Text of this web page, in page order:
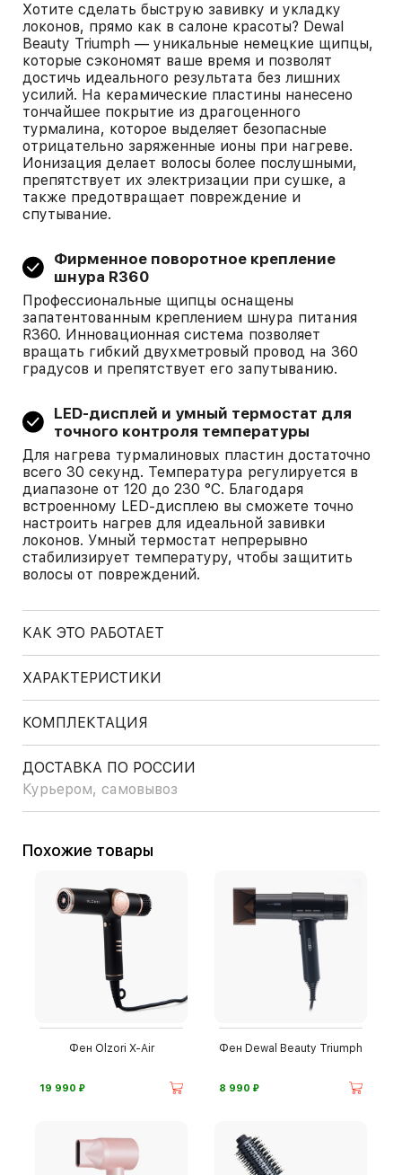
Хотите сделать быструю завивку и укладку
локонов, прямо как в салоне красоты? Dewal
Beauty Triumph — уникальные немецкие щипцы,
которые сэкономят ваше время и позволят
достичь идеального результата без лишних
усилий. На керамические пластины нанесено
тончайшее покрытие из драгоценного
турмалина, которое выделяет безопасные
отрицательно заряженные ионы при нагреве.
Ионизация делает волосы более послушными,
препятствует их электризации при сушке, а
также предотвращает повреждение и
спутывание.
Фирменное поворотное крепление
шнура R360
Профессиональные щипцы оснащены
запатентованным креплением шнура питания
R360. Инновационная система позволяет
вращать гибкий двухметровый провод на 360
градусов и препятствует его запутыванию.
LED-дисплей и умный термостат для
точного контроля температуры
Для нагрева турмалиновых пластин достаточно
всего 30 секунд. Температура регулируется в
диапазоне от 120 до 230 °C. Благодаря
встроенному LED-дисплею вы сможете точно
настроить нагрев для идеальной завивки
локонов. Умный термостат непрерывно
стабилизирует температуру, чтобы защитить
волосы от повреждений.
КАК ЭТО РАБОТАЕТ
ХАРАКТЕРИСТИКИ
КОМПЛЕКТАЦИЯ
ДОСТАВКА ПО РОССИИ
Курьером, самовывоз
Похожие товары
Фен Olzori X-Air
19 990 ⃏
Фен Dewal Beauty Triumph
8 990 ⃏